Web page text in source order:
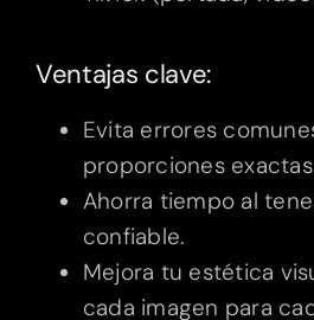
Ventajas clave:
Evita errores
proporciones
Ahorra tiempo al
confiable.
Mejora tu estética
cada imagen para